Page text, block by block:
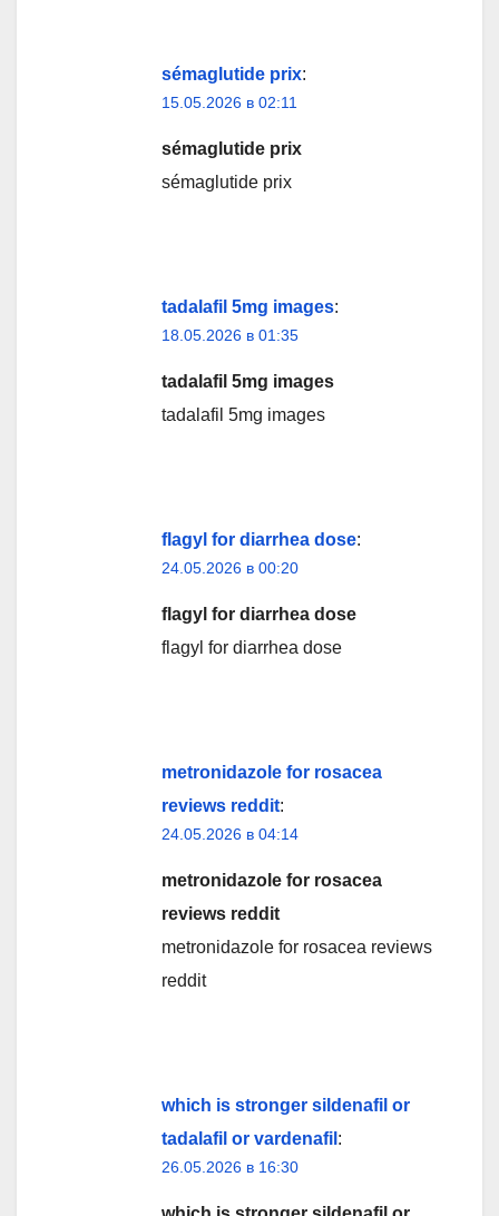
sémaglutide prix:
15.05.2026 в 02:11
sémaglutide prix
sémaglutide prix
tadalafil 5mg images:
18.05.2026 в 01:35
tadalafil 5mg images
tadalafil 5mg images
flagyl for diarrhea dose:
24.05.2026 в 00:20
flagyl for diarrhea dose
flagyl for diarrhea dose
metronidazole for rosacea
reviews reddit:
24.05.2026 в 04:14
metronidazole for rosacea
reviews reddit
metronidazole for rosacea reviews
reddit
which is stronger sildenafil or
tadalafil or vardenafil :
26.05.2026 в 16:30